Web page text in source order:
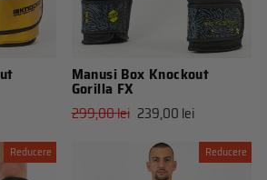
Manusi Box Knockout
Gorilla FX
Pret
299,00 lei Pret
vanzare
239,00 lei
Reducere Reducere